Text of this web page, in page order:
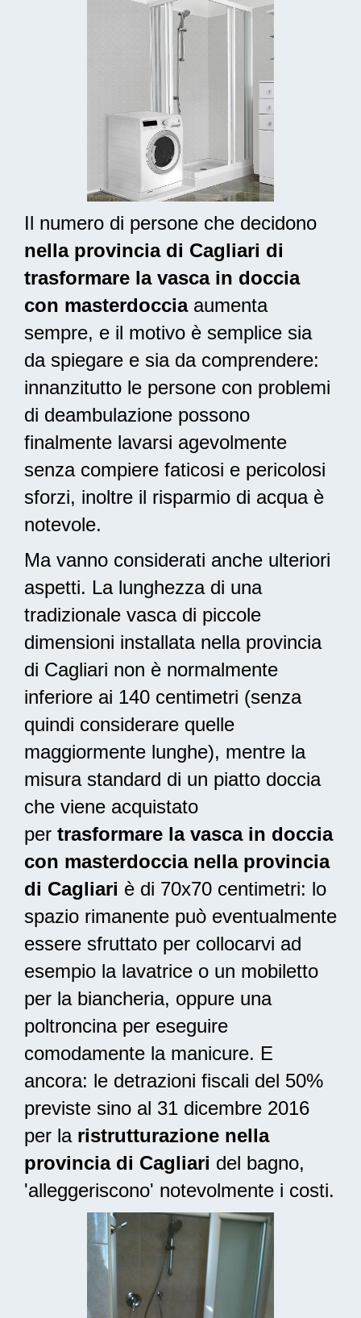
Il numero di persone che decidono
nella provincia di Cagliari di
trasformare la vasca in doccia
con masterdocciaaumenta
sempre, e il motivo è semplice sia
da spiegare e sia da comprendere:
innanzitutto le persone con problemi
di deambulazione possono
finalmente lavarsi agevolmente
senza compiere faticosi e pericolosi
sforzi, inoltre il risparmio di acqua è
notevole.
Ma vanno considerati anche ulteriori
aspetti. La lunghezza di una
tradizionale vasca di piccole
dimensioni installata nella provincia
di Cagliari non è normalmente
inferiore ai 140 centimetri (senza
quindi considerare quelle
maggiormente lunghe), mentre la
misura standard di un piatto doccia
che viene acquistato
per trasformare la vasca in doccia
con masterdoccia nella provincia
di Cagliari è di 70x70 centimetri: lo
spazio rimanente può eventualmente
essere sfruttato per collocarvi ad
esempio la lavatrice o un mobiletto
per la biancheria, oppure una
poltroncina per eseguire
comodamente la manicure. E
ancora: le detrazioni fiscali del 50%
previste sino al 31 dicembre 2016
per la ristrutturazione nella
provincia di Cagliari del bagno,
'alleggeriscono' notevolmente i costi.